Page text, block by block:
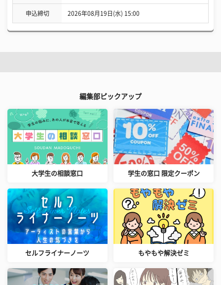
申込締切 2026年08月19日(水) 15:00
編集部ピックアップ
大学生の相談窓口 学生の窓口 限定クーポン
セルフライナーノーツ もやもや解決ゼミ